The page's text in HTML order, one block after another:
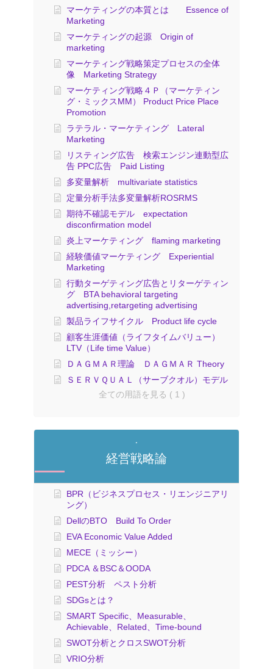
マーケティングの本質とは Essence of
Marketing
マーケティングの起源 Origin of
marketing
マーケティング戦略策定プロセスの全体
像 Marketing Strategy
マーケティング戦略４Ｐ（マーケティン
グ・ミックスMM） Product Price Place
Promotion
ラテラル・マーケティング Lateral
Marketing
リスティング広告 検索エンジン連動型広
告 PPC広告 Paid Listing
多変量解析 multivariate statistics
定量分析手法多変量解析ROSRMS
期待不確認モデル expectation
disconfirmation model
炎上マーケティング flaming marketing
経験価値マーケティング Experiential
Marketing
行動ターゲティング広告とリターゲティン
グ BTA behavioral targeting
advertising,retargeting advertising
製品ライフサイクル Product life cycle
顧客生涯価値（ライフタイムバリュー）
LTV（Life time Value）
ＤＡＧＭＡＲ理論 ＤＡＧＭＡＲ Theory
ＳＥＲＶＱＵＡＬ（サーブクオル）モデル
全ての用語を見る ( 1 )
経営戦略論
BPR（ビジネスプロセス・リエンジニアリ
ング）
DellのBTO Build To Order
EVA Economic Value Added
MECE（ミッシー）
PDCA ＆BSC＆OODA
PEST分析 ペスト分析
SDGsとは？
SMART Specific、Measurable、
Achievable、Related、Time-bound
SWOT分析とクロスSWOT分析
VRIO分析